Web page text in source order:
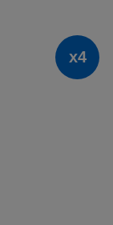
x4